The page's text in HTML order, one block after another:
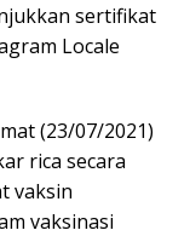
sertifikat
Locale
(23/07/2021)
rica secara
vaksin
vaksinasi